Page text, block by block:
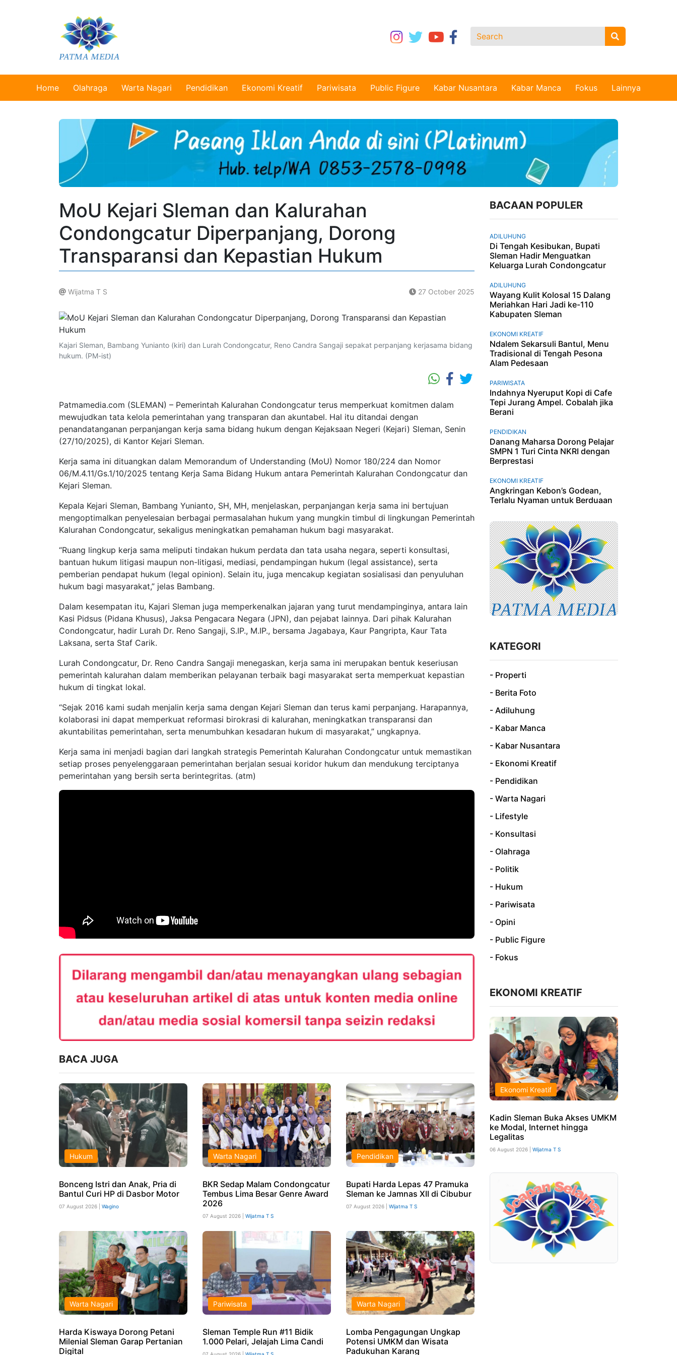
Home Olahraga Warta Nagari Pendidikan Ekonomi Kreatif Pariwisata Public Figure Kabar Nusantara Kabar Manca Fokus Lainnya
MoU Kejari Sleman dan Kalurahan
Condongcatur Diperpanjang, Dorong
Transparansi dan Kepastian Hukum
Wijatma T S 27 October 2025
Kajari Sleman, Bambang Yunianto (kiri) dan Lurah Condongcatur, Reno Candra Sangaji sepakat perpanjang kerjasama bidang
hukum. (PM-ist)
Patmamedia.com (SLEMAN) – Pemerintah Kalurahan Condongcatur terus memperkuat komitmen dalam
mewujudkan tata kelola pemerintahan yang transparan dan akuntabel. Hal itu ditandai dengan
penandatanganan perpanjangan kerja sama bidang hukum dengan Kejaksaan Negeri (Kejari) Sleman, Senin
(27/10/2025), di Kantor Kejari Sleman.
Kerja sama ini dituangkan dalam Memorandum of Understanding (MoU) Nomor 180/224 dan Nomor
06/M.4.11/Gs.1/10/2025 tentang Kerja Sama Bidang Hukum antara Pemerintah Kalurahan Condongcatur dan
Kejari Sleman.
Kepala Kejari Sleman, Bambang Yunianto, SH, MH, menjelaskan, perpanjangan kerja sama ini bertujuan
mengoptimalkan penyelesaian berbagai permasalahan hukum yang mungkin timbul di lingkungan Pemerintah
Kalurahan Condongcatur, sekaligus meningkatkan pemahaman hukum bagi masyarakat.
“Ruang lingkup kerja sama meliputi tindakan hukum perdata dan tata usaha negara, seperti konsultasi,
bantuan hukum litigasi maupun non-litigasi, mediasi, pendampingan hukum (legal assistance), serta
pemberian pendapat hukum (legal opinion). Selain itu, juga mencakup kegiatan sosialisasi dan penyuluhan
hukum bagi masyarakat,” jelas Bambang.
Dalam kesempatan itu, Kajari Sleman juga memperkenalkan jajaran yang turut mendampinginya, antara lain
Kasi Pidsus (Pidana Khusus), Jaksa Pengacara Negara (JPN), dan pejabat lainnya. Dari pihak Kalurahan
Condongcatur, hadir Lurah Dr. Reno Sangaji, S.IP., M.IP., bersama Jagabaya, Kaur Pangripta, Kaur Tata
Laksana, serta Staf Carik.
Lurah Condongcatur, Dr. Reno Candra Sangaji menegaskan, kerja sama ini merupakan bentuk keseriusan
pemerintah kalurahan dalam memberikan pelayanan terbaik bagi masyarakat serta memperkuat kepastian
hukum di tingkat lokal.
“Sejak 2016 kami sudah menjalin kerja sama dengan Kejari Sleman dan terus kami perpanjang. Harapannya,
kolaborasi ini dapat memperkuat reformasi birokrasi di kalurahan, meningkatkan transparansi dan
akuntabilitas pemerintahan, serta menumbuhkan kesadaran hukum di masyarakat,” ungkapnya.
Kerja sama ini menjadi bagian dari langkah strategis Pemerintah Kalurahan Condongcatur untuk memastikan
setiap proses penyelenggaraan pemerintahan berjalan sesuai koridor hukum dan mendukung terciptanya
pemerintahan yang bersih serta berintegritas. (atm)
BACA JUGA
Hukum
Bonceng Istri dan Anak, Pria di
Bantul Curi HP di Dasbor Motor
07 August 2026 | Wagino
Warta Nagari
BKR Sedap Malam Condongcatur
Tembus Lima Besar Genre Award
2026
07 August 2026 | Wijatma T S
Pendidikan
Bupati Harda Lepas 47 Pramuka
Sleman ke Jamnas XII di Cibubur
07 August 2026 | Wijatma T S
Warta Nagari
Harda Kiswaya Dorong Petani
Milenial Sleman Garap Pertanian
Digital
Pariwisata
Sleman Temple Run #11 Bidik
1.000 Pelari, Jelajah Lima Candi
Warta Nagari
Lomba Pengagungan Ungkap
Potensi UMKM dan Wisata
Padukuhan Karang
BACAAN POPULER
ADILUHUNG
Di Tengah Kesibukan, Bupati
Sleman Hadir Menguatkan
Keluarga Lurah Condongcatur
ADILUHUNG
Wayang Kulit Kolosal 15 Dalang
Meriahkan Hari Jadi ke-110
Kabupaten Sleman
EKONOMI KREATIF
Ndalem Sekarsuli Bantul, Menu
Tradisional di Tengah Pesona
Alam Pedesaan
PARIWISATA
Indahnya Nyeruput Kopi di Cafe
Tepi Jurang Ampel. Cobalah jika
Berani
PENDIDIKAN
Danang Maharsa Dorong Pelajar
SMPN 1 Turi Cinta NKRI dengan
Berprestasi
EKONOMI KREATIF
Angkringan Kebon’s Godean,
Terlalu Nyaman untuk Berduaan
KATEGORI
- Properti
- Berita Foto
- Adiluhung
- Kabar Manca
- Kabar Nusantara
- Ekonomi Kreatif
- Pendidikan
- Warta Nagari
- Lifestyle
- Konsultasi
- Olahraga
- Politik
- Hukum
- Pariwisata
- Opini
- Public Figure
- Fokus
EKONOMI KREATIF
Ekonomi Kreatif
Kadin Sleman Buka Akses UMKM
ke Modal, Internet hingga
Legalitas
06 August 2026 | Wijatma T S